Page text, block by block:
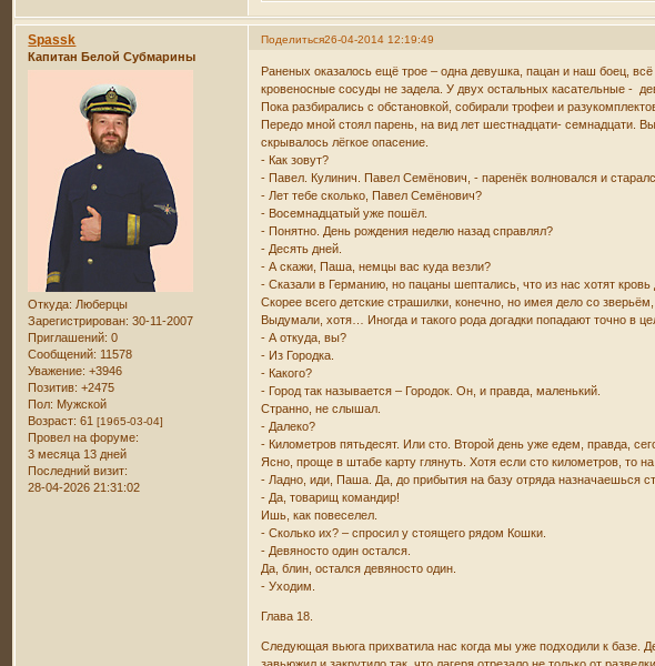
Поделиться26-04-2014 12:19:49
Spassk
Капитан Белой Субмарины
Откуда: Люберцы
Зарегистрирован: 30-11-2007
Приглашений: 0
Сообщений: 11578
Уважение: +3946
Позитив: +2475
Пол: Мужской
Возраст: 61[1965-03-04]
Провел на форуме:
3 месяца 13 дней
Последний визит:
28-04-2026 21:31:02
Раненых оказалось ещё трое – одна девушка, пацан и наш боец,
кровеносные сосуды не задела. У двух остальных касательные -
Пока разбирались с обстановкой, собирали трофеи и
Передо мной стоял парень, на вид лет шестнадцати- семнадцати.
скрывалось лёгкое опасение.
- Как зовут?
- Павел. Кулинич. Павел Семёнович, - паренёк волновался и
- Лет тебе сколько, Павел Семёнович?
- Восемнадцатый уже пошёл.
- Понятно. День рождения неделю назад справлял?
- Десять дней.
- А скажи, Паша, немцы вас куда везли?
- Сказали в Германию, но пацаны шептались, что из нас хотят
Скорее всего детские страшилки, конечно, но имея дело со
Выдумали, хотя… Иногда и такого рода догадки попадают точно в
- А откуда, вы?
- Из Городка.
- Какого?
- Город так называется – Городок. Он, и правда, маленький.
Странно, не слышал.
- Далеко?
- Километров пятьдесят. Или сто. Второй день уже едем, правда,
Ясно, проще в штабе карту глянуть. Хотя если сто километров, то
- Ладно, иди, Паша. Да, до прибытия на базу отряда назначаешься
- Да, товарищ командир!
Ишь, как повеселел.
- Сколько их? – спросил у стоящего рядом Кошки.
- Девяносто один остался.
Да, блин, остался девяносто один.
- Уходим.
Глава 18.
Следующая вьюга прихватила нас когда мы уже подходили к базе.